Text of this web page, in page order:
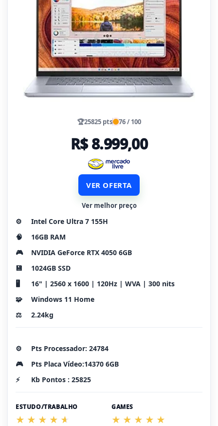
🏆25825 pts 76 / 100
R$ 8.999,00
VER OFERTA
Ver melhor preço
⚙️
Intel Core Ultra 7 155H
🧠
16GB RAM
🎮
NVIDIA GeForce RTX 4050 6GB
💾
1024GB SSD
🖥️
16" | 2560 x 1600 | 120Hz | WVA | 300 nits
🧩
Windows 11 Home
⚖️
2.24kg
⚙️
Pts Processador: 24784
🎮
Pts Placa Vídeo:14370 6GB
⚡
Kb Pontos : 25825
ESTUDO/TRABALHO GAMES